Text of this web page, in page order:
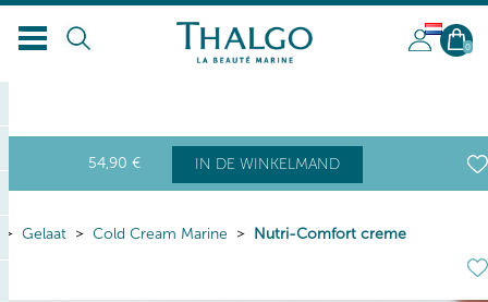
NL
0
54,90 € IN DE WINKELMAND
Gelaat Cold Cream Marine Nutri-Comfort creme